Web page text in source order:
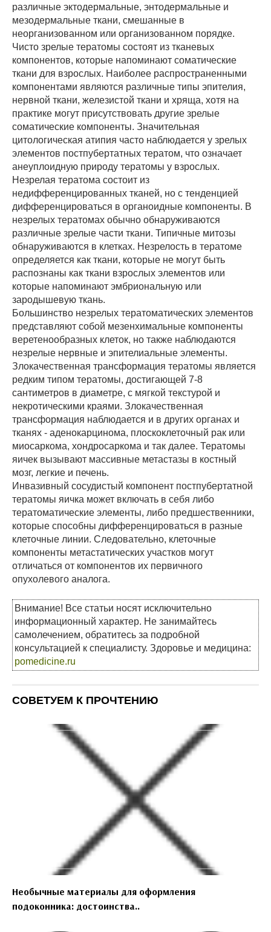
различные эктодермальные, энтодермальные и
мезодермальные ткани, смешанные в
неорганизованном или организованном порядке.
Чисто зрелые тератомы состоят из тканевых
компонентов, которые напоминают соматические
ткани для взрослых. Наиболее распространенными
компонентами являются различные типы эпителия,
нервной ткани, железистой ткани и хряща, хотя на
практике могут присутствовать другие зрелые
соматические компоненты. Значительная
цитологическая атипия часто наблюдается у зрелых
элементов постпубертатных тератом, что означает
анеуплоидную природу тератомы у взрослых.
Незрелая тератома состоит из
недифференцированных тканей, но с тенденцией
дифференцироваться в органоидные компоненты. В
незрелых тератомах обычно обнаруживаются
различные зрелые части ткани. Типичные митозы
обнаруживаются в клетках. Незрелость в тератоме
определяется как ткани, которые не могут быть
распознаны как ткани взрослых элементов или
которые напоминают эмбриональную или
зародышевую ткань.
Большинство незрелых тератоматических элементов
представляют собой мезенхимальные компоненты
веретенообразных клеток, но также наблюдаются
незрелые нервные и эпителиальные элементы.
Злокачественная трансформация тератомы является
редким типом тератомы, достигающей 7-8
сантиметров в диаметре, с мягкой текстурой и
некротическими краями. Злокачественная
трансформация наблюдается и в других органах и
тканях - аденокарцинома, плоскоклеточный рак или
миосаркома, хондросаркома и так далее. Тератомы
яичек вызывают массивные метастазы в костный
мозг, легкие и печень.
Инвазивный сосудистый компонент постпубертатной
тератомы яичка может включать в себя либо
тератоматические элементы, либо предшественники,
которые способны дифференцироваться в разные
клеточные линии. Следовательно, клеточные
компоненты метастатических участков могут
отличаться от компонентов их первичного
опухолевого аналога.
Внимание! Все статьи носят исключительно
информационный характер. Не занимайтесь
самолечением, обратитесь за подробной
консультацией к специалисту. Здоровье и медицина:
pomedicine.ru
СОВЕТУЕМ К ПРОЧТЕНИЮ
Необычные материалы для оформления
подоконника: достоинства..